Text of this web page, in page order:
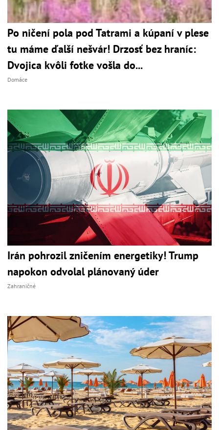
Po ničení pola pod Tatrami a kúpaní v plese
tu máme ďalší nešvár! Drzosť bez hraníc:
Dvojica kvôli fotke vošla do...
Domáce
Irán pohrozil zničením energetiky! Trump
napokon odvolal plánovaný úder
Zahraničné